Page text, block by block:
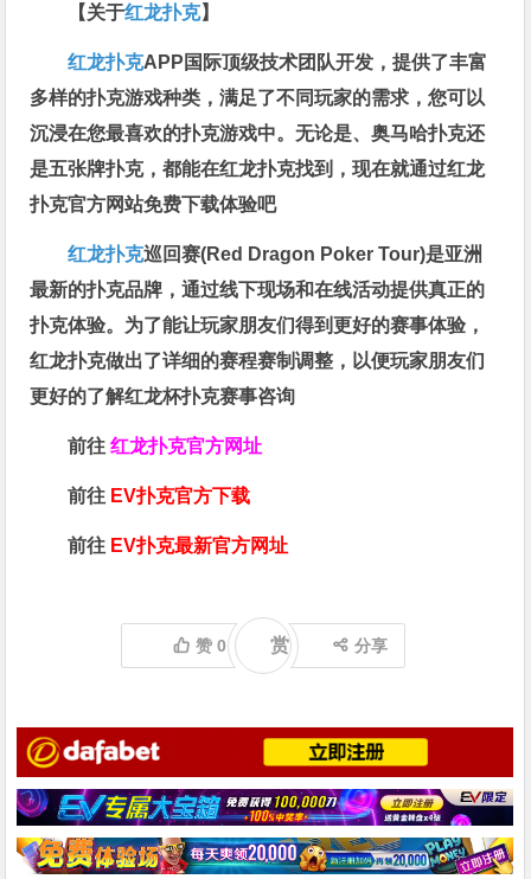
【关于红龙扑克】
红龙扑克APP国际顶级技术团队开发，提供了丰富
多样的扑克游戏种类，满足了不同玩家的需求，您可以
沉浸在您最喜欢的扑克游戏中。无论是、奥马哈扑克还
是五张牌扑克，都能在红龙扑克找到，现在就通过红龙
扑克官方网站免费下载体验吧
红龙扑克巡回赛​(Red Dragon Poker Tour)是亚洲
最新的扑克品牌，通过线下现场和在线活动提供真正的
扑克体验。为了能让玩家朋友们得到更好的赛事体验，
红龙扑克做出了详细的赛程赛制调整，以便玩家朋友们
更好的了解红龙杯扑克赛事咨询
前往红龙扑克官方网址
前往 EV扑克官方下载
前往 EV扑克最新官方网址
赞0 赏 分享